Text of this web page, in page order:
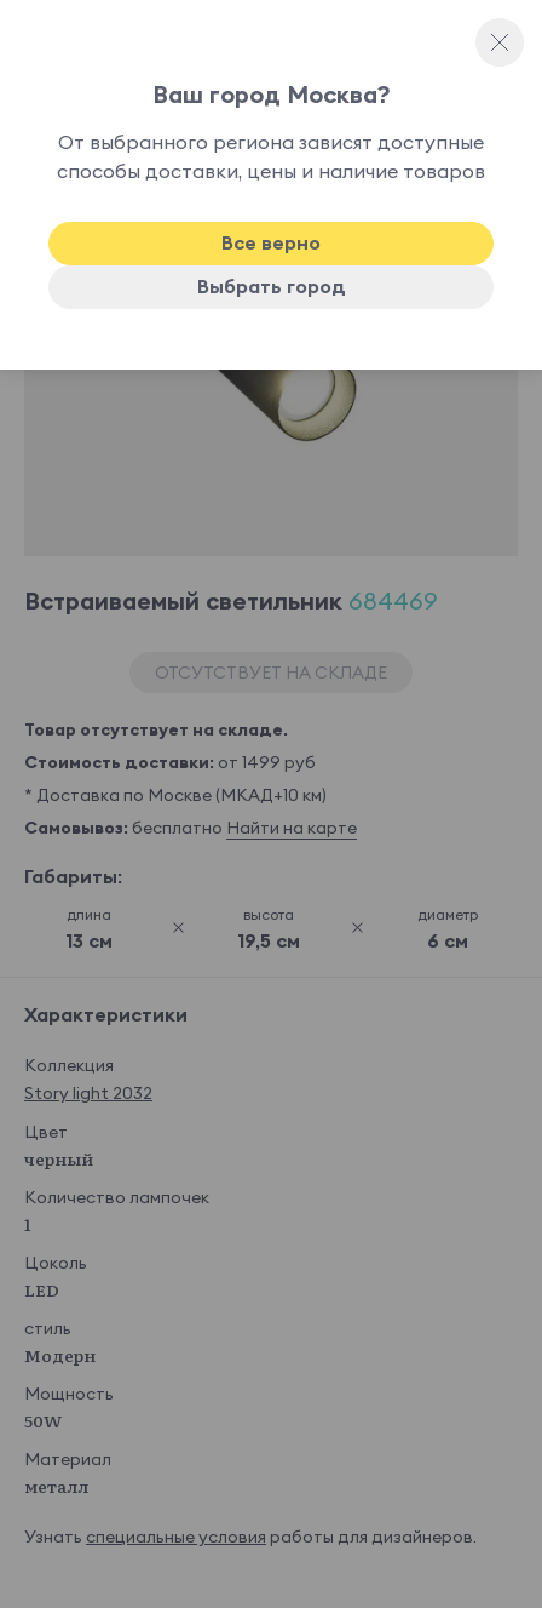
Споты и точечные светильники
наличии
Встраиваемый светильник 684469
ОТСУТСТВУЕТ НА СКЛАДЕ
Товар отсутствует на складе.
Стоимость доставки: от 1499 руб
* Доставка по Москве (МКАД+10 км)
Самовывоз: бесплатно Найти на карте
Габариты:
длина
13 см
высота
19,5 см
диаметр
6 см
Характеристики
Коллекция
Story light 2032
Цвет
черный
Количество лампочек
1
Цоколь
LED
стиль
Модерн
Мощность
50W
Материал
металл
Узнать специальные условия работы для дизайнеров.
Ваш город Москва?
От выбранного региона зависят доступные
способы доставки, цены и наличие товаров
Все верно
Выбрать город